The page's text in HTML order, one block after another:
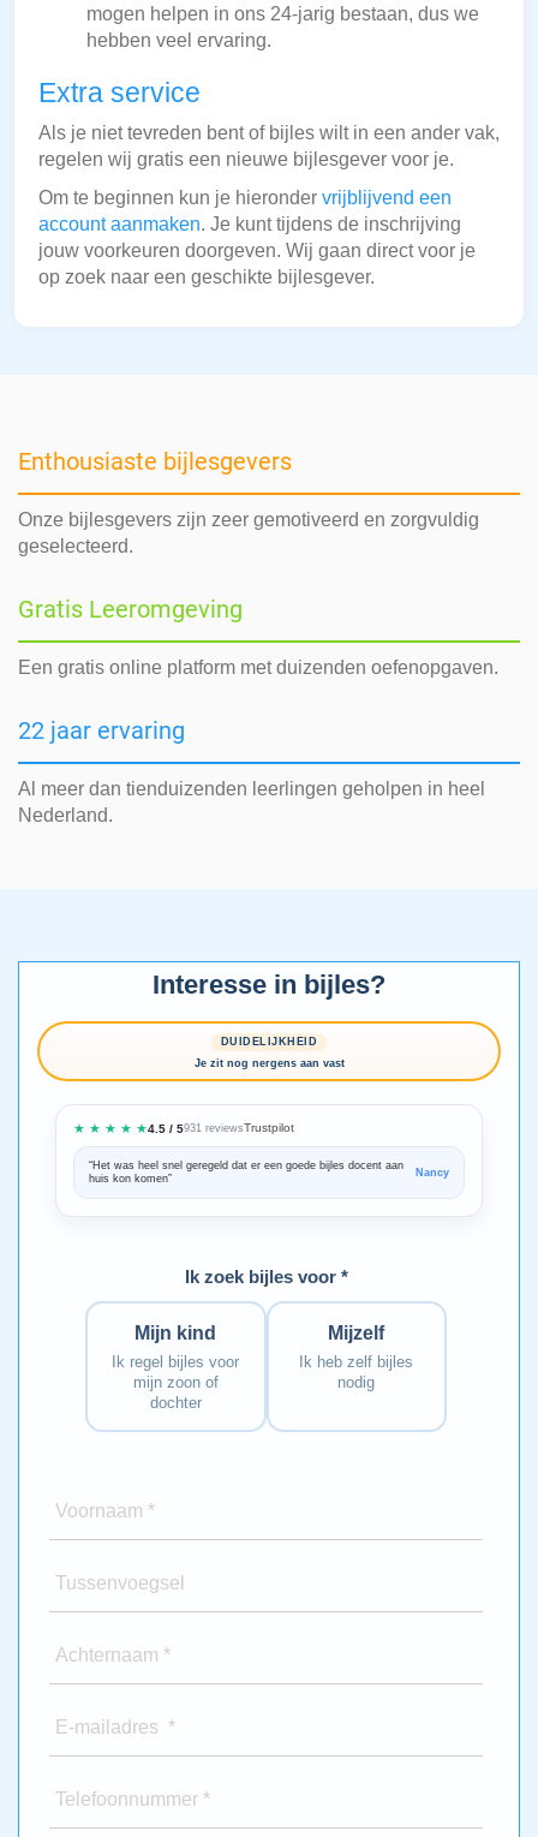
mogen helpen in ons 24-jarig bestaan, dus we
hebben veel ervaring.
Extra service
Als je niet tevreden bent of bijles wilt in een ander vak,
regelen wij gratis een nieuwe bijlesgever voor je.
Om te beginnen kun je hieronder vrijblijvend een
account aanmaken. Je kunt tijdens de inschrijving
jouw voorkeuren doorgeven. Wij gaan direct voor je
op zoek naar een geschikte bijlesgever.
Enthousiaste bijlesgevers
Onze bijlesgevers zijn zeer gemotiveerd en zorgvuldig
geselecteerd.
Gratis Leeromgeving
Een gratis online platform met duizenden oefenopgaven.
22 jaar ervaring
Al meer dan tienduizenden leerlingen geholpen in heel
Nederland.
Interesse in bijles?
DUIDELIJKHEID
Je zit nog nergens aan vast
★ ★ ★ ★ ★4.5 / 5931 reviewsTrustpilot
“Het was heel snel geregeld dat er een goede bijles docent aan
huis kon komen”
Nancy
Ik zoek bijles voor *
Mijn kind
Ik regel bijles voor
mijn zoon of
dochter
Mijzelf
Ik heb zelf bijles
nodig
Voornaam *
Tussenvoegsel
Achternaam *
E-mailadres *
Telefoonnummer *